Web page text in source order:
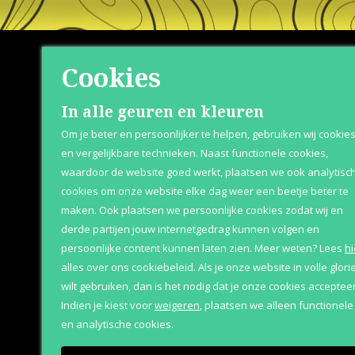
Shop
Herenparfum
Damesparfum
Merken
Geschenksets
Aanbiedingen
Betaalopties
Bezorging
Over
Cookies
In alle geuren en kleuren
Om je beter en persoonlijker te helpen, gebruiken wij cookies
en vergelijkbare technieken. Naast functionele cookies,
waardoor de website goed werkt, plaatsen we ook
cookies om onze website elke dag weer een beetje beter te
maken. Ook plaatsen we persoonlijke cookies zodat wij en
derde partijen jouw internetgedrag kunnen volgen en
persoonlijke content kunnen laten zien. Meer weten?Lees
alles over ons cookiebeleid. Als je onze website in volle glorie
wilt gebruiken, dan is het nodig dat je onze cookies
Indien je kiest voorweigeren,plaatsen we alleen functionele
en analytische cookies.